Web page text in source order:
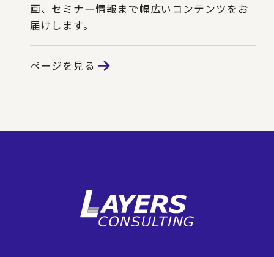
画、セミナー情報まで幅広いコンテンツをお
届けします。
ページを見る